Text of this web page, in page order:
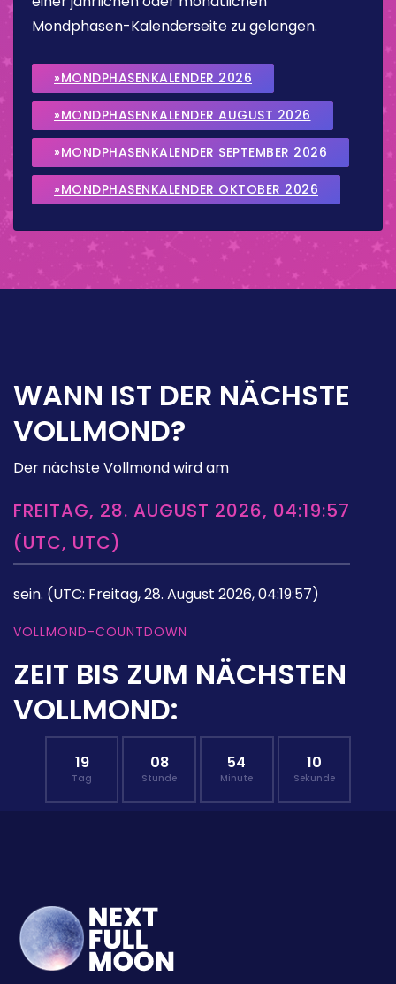
Mondphasen-Kalenderseite zu gelangen.
»MONDPHASENKALENDER 2026
»MONDPHASENKALENDER AUGUST 2026
»MONDPHASENKALENDER SEPTEMBER 2026
»MONDPHASENKALENDER OKTOBER 2026
WANN IST DER NÄCHSTE
VOLLMOND?
Der nächste Vollmond wird am
FREITAG, 28. AUGUST 2026, 04:19:57
(UTC, UTC)
sein. (UTC: Freitag, 28. August 2026, 04:19:57)
VOLLMOND-COUNTDOWN
ZEIT BIS ZUM NÄCHSTEN
VOLLMOND:
19
Tag
08
Stunde
54
Minute
09
Sekunde